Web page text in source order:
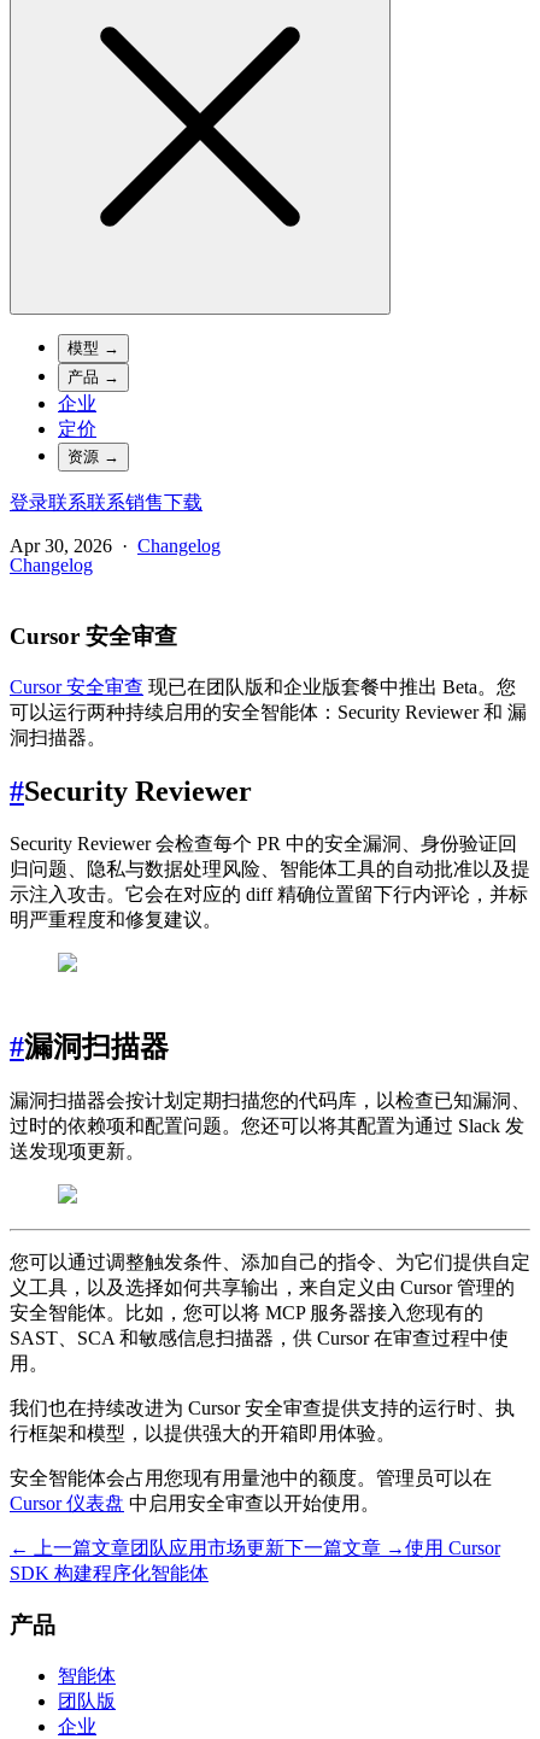
模型 →
产品 →
企业
定价
资源 →
登录联系联系销售下载
Apr 30, 2026 · Changelog
Changelog
Cursor 安全审查
Cursor 安全审查 现已在团队版和企业版套餐中推出 Beta。您
可以运行两种持续启用的安全智能体：Security Reviewer 和 漏
洞扫描器。
#Security Reviewer
Security Reviewer 会检查每个 PR 中的安全漏洞、身份验证回
归问题、隐私与数据处理风险、智能体工具的自动批准以及提
示注入攻击。它会在对应的 diff 精确位置留下行内评论，并标
明严重程度和修复建议。
#漏洞扫描器
漏洞扫描器会按计划定期扫描您的代码库，以检查已知漏洞、
过时的依赖项和配置问题。您还可以将其配置为通过 Slack 发
送发现项更新。
您可以通过调整触发条件、添加自己的指令、为它们提供自定
义工具，以及选择如何共享输出，来自定义由 Cursor 管理的
安全智能体。比如，您可以将 MCP 服务器接入您现有的
SAST、SCA 和敏感信息扫描器，供 Cursor 在审查过程中使
用。
我们也在持续改进为 Cursor 安全审查提供支持的运行时、执
行框架和模型，以提供强大的开箱即用体验。
安全智能体会占用您现有用量池中的额度。管理员可以在
Cursor 仪表盘 中启用安全审查以开始使用。
← 上一篇文章团队应用市场更新下一篇文章 →使用 Cursor
SDK 构建程序化智能体
产品
智能体
团队版
企业